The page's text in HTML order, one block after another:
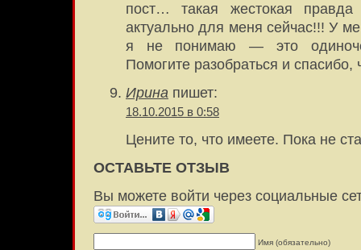
пост… такая жестокая
актуально для меня сейчас!!! У
я не понимаю — это
Помогите разобраться и спасибо,
Ирина пишет:
18.10.2015 в 0:58
Цените то, что имеете. Пока не
ОСТАВЬТЕ ОТЗЫВ
Вы можете войти через социальные
Имя (обязательно)